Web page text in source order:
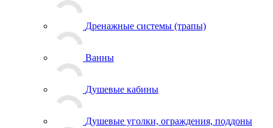
Дренажные системы (трапы)
Ванны
Душевые кабины
Душевые уголки, ограждения, поддоны